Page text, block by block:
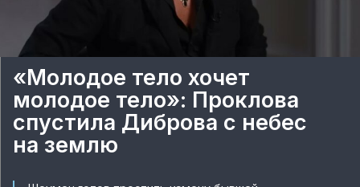
«Молодое тело хочет
молодое тело»: Проклова
спустила Диброва с небес
на землю